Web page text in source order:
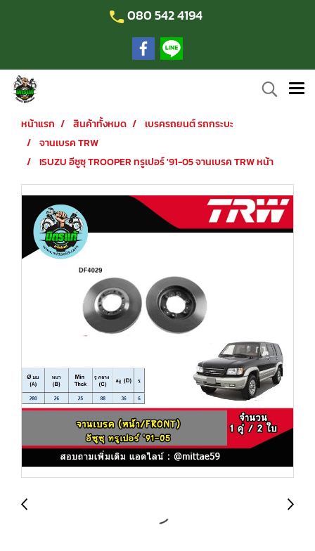
080 542 4194
หน้าแรก สินค้าทั้งหมด
เบรครถยนต์ รถกระบะ
จานเบรค TRW
ISUZU อีซูซุ TROOPER ทรูเปอร์ '91-05 จานเบรค TRW หน้า